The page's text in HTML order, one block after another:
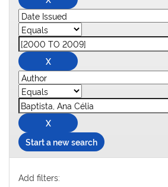
Start a new search
Add filters: